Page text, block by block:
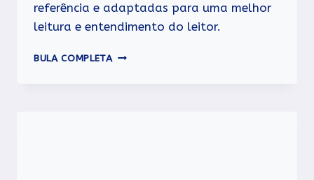
referência e adaptadas para uma melhor
leitura e entendimento do leitor.
BULA COMPLETA CLOPIN